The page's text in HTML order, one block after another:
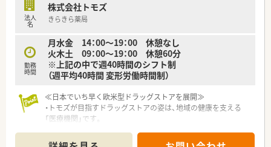
法人
名
株式会社トモズ
きらきら薬局
勤務
時間
月水金 14：00～19：00 休憩なし
火木土 09：00～19：00 休憩60分
※上記の中で週40時間のシフト制
（週平均40時間 変形労働時間制）
≪日本でいち早く欧米型ドラッグストアを展開≫
・トモズが目指すドラッグストアの姿は、地域の健康を支える
「医療機関」です。
ョン」を推進しています。